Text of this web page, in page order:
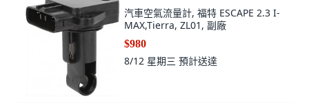
汽車空氣流量計, 福特 ESCAPE 2.3 I-
MAX,Tierra, ZL01, 副廠
$980
8/12 星期三 預計送達